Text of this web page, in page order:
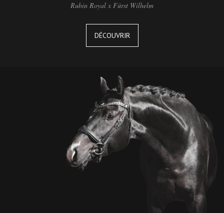
Rubin Royal x Fürst Wilhelm
DÉCOUVRIR